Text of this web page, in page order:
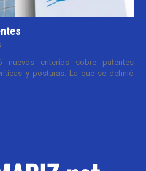
criterios sobre patentes
y posturas. La que se definió